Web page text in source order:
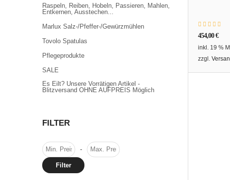
454,00€
inkl. 19 %
zzgl.
Raspeln, Reiben, Hobeln, Passieren, Mahlen,
Entkernen, Ausstechen...
Marlux Salz-/Pfeffer-/Gewürzmühlen
Tovolo Spatulas
Pflegeprodukte
SALE
Es Eilt? Unsere Vorrätigen Artikel -
Blitzversand OHNE AUFPREIS Möglich
FILTER
-
Filter